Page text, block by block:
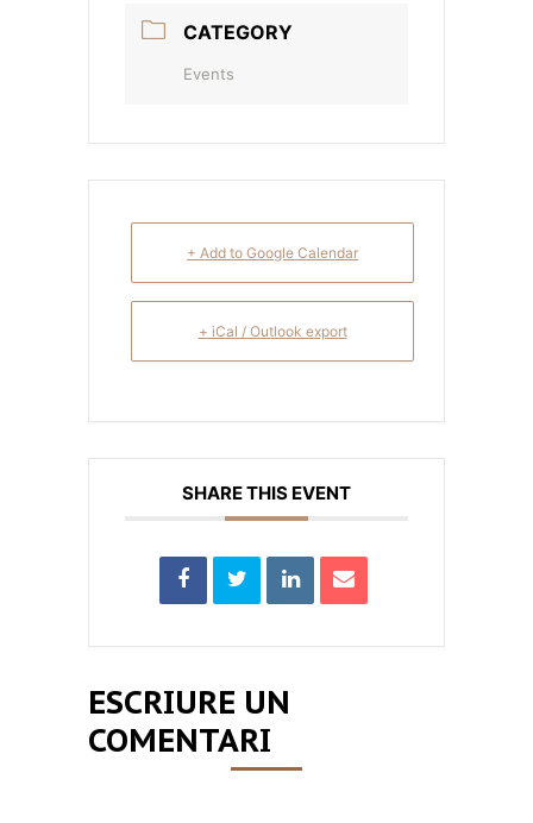
CATEGORY
Events
+ Add to Google Calendar
+ iCal / Outlook export
SHARE THIS EVENT
ESCRIURE UN
COMENTARI